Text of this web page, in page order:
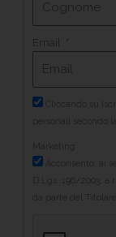
Email
Acconsento, ai
D.Lgs. 196/2003,